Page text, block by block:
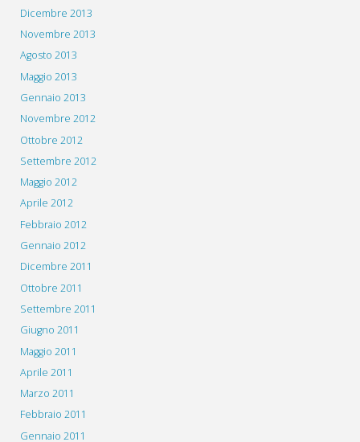
Dicembre 2013
Novembre 2013
Agosto 2013
Maggio 2013
Gennaio 2013
Novembre 2012
Ottobre 2012
Settembre 2012
Maggio 2012
Aprile 2012
Febbraio 2012
Gennaio 2012
Dicembre 2011
Ottobre 2011
Settembre 2011
Giugno 2011
Maggio 2011
Aprile 2011
Marzo 2011
Febbraio 2011
Gennaio 2011